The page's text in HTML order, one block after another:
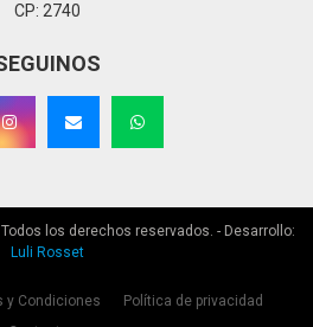
CP: 2740
los derechos reservados. - Desarrollo:
Luli Rosset
y Condiciones
Política de privacidad